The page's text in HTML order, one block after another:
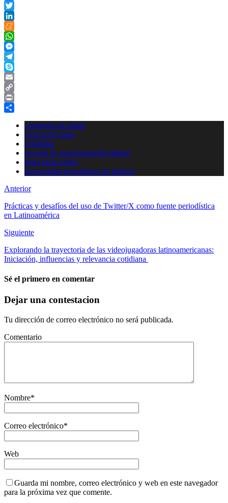
Facebook
Twitter
LinkedIn
Meneame
WhatsApp
Messenger
Telegram
Skype
Email
Copy
Link
Print
cartagena de indias
ciencia de datos
colombia
escuela de transformación digital
tania lucía cobos
universidad tecnológica de bolívar
Anterior
Prácticas y desafíos del uso de Twitter/X como fuente periodística
en Latinoamérica
Siguiente
Explorando la trayectoria de las videojugadoras latinoamericanas:
Iniciación, influencias y relevancia cotidiana
Sé el primero en comentar
Dejar una contestacion
Tu dirección de correo electrónico no será publicada.
Comentario
Nombre*
Correo electrónico*
Web
Guarda mi nombre, correo electrónico y web en este navegador
para la próxima vez que comente.